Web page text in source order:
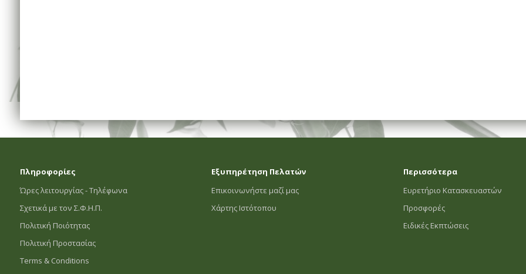
Πληροφορίες
Ώρες λειτουργίας - Τηλέφωνα
Σχετικά με τον Σ.Φ.Η.Π.
Πολιτική Ποιότητας
Πολιτική Προστασίας
Terms & Conditions
Εξυπηρέτηση Πελατών
Επικοινωνήστε μαζί μας
Χάρτης Ιστότοπου
Περισσότερα
Ευρετήριο Κατασκευαστών
Προσφορές
Ειδικές Εκπτώσεις